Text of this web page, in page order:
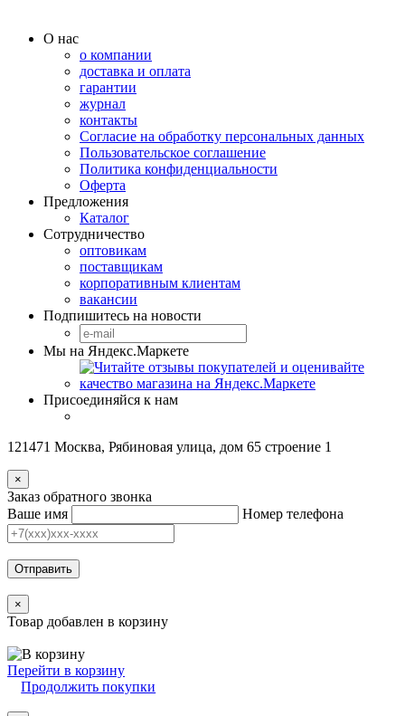
О нас
о компании
доставка и оплата
гарантии
журнал
контакты
Согласие на обработку персональных данных
Пользовательское соглашение
Политика конфиденциальности
Оферта
Предложения
Каталог
Сотрудничество
оптовикам
поставщикам
корпоративным клиентам
вакансии
Подпишитесь на новости
Мы на Яндекс.Маркете
Присоединяйся к нам
121471 Москва, Рябиновая улица, дом 65 строение 1
×
Заказ обратного звонка
Ваше имя
Номер телефона
Отправить
×
Товар добавлен в корзину
Перейти в корзину
Продолжить покупки